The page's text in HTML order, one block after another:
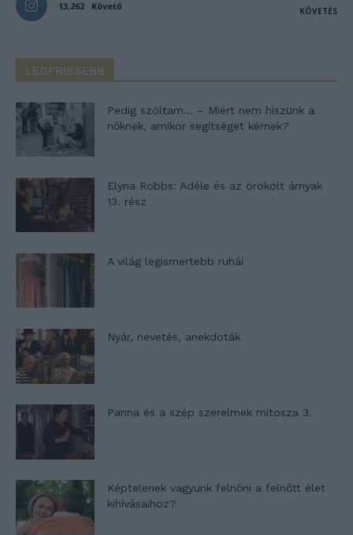
13,262 Követő KÖVETÉS
LEGFRISSEBB
Pedig szóltam… – Miért nem hiszünk a
nőknek, amikor segítséget kérnek?
Elyna Robbs: Adéle és az örökölt árnyak
13. rész
A világ legismertebb ruhái
Nyár, nevetés, anekdoták
Panna és a szép szerelmek mítosza 3.
Képtelenek vagyunk felnőni a felnőtt élet
kihívásaihoz?